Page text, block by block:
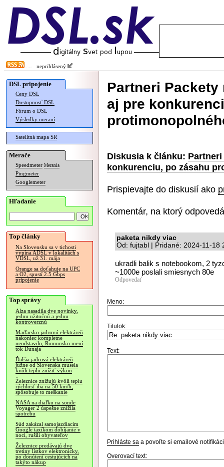
neprihlásený
DSL pripojenie
Ceny DSL
Dostupnosť DSL
Fórum o DSL
Výsledky meraní
Satelitná mapa SR
Merače
Speedmeter Merania
Pingmeter
Googlemeter
Hľadanie
Top články
Na Slovensku sa v tichosti
vypína ADSL v lokalitách s
VDSL, už 31. mája
Orange sa doťahuje na UPC
a O2, spustí 2.5 Gbps
pripojenie
Top správy
Alza nasadila dve novinky,
jednu užitočnú a jednu
kontroverznú
Maďarsko jadrovú elektráreň
nakoniec kompletne
neodstavilo, Rumunsko mení
tok Dunaja
Ďalšia jadrová elektráreň
južne od Slovenska musela
kvôli teplu znížiť výkon
Železnice znižujú kvôli teplu
rýchlosť iba na 50 km/h,
spôsobuje to meškanie
NASA na diaľku na sonde
Voyager 2 úspešne znížila
spotrebu
Súd zakázal samojazdiacim
Google taxíkom dobíjanie v
noci, rušili obyvateľov
Železnice predávajú dve
tretiny lístkov elektronicky,
po donútení cestujúcich na
takýto nákup
Partneri
aj pre
Diskusia k článku:
konkurenciu, po zásahu
Prispievajte do diskusií ako
Komentár, na ktorý
paketa nikdy viac
Od: fujtabl | Pridané: 2024-11-18
ukradli balik s notebookom, 2
~1000e poslali smiesnych 80e
Odpovedať
Meno:
Titulok:
Text:
Prihláste sa a povoľte si emailové
Overovací text: